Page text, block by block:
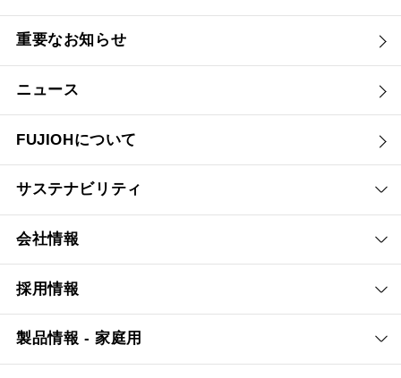
重要なお知らせ
ニュース
FUJIOHについて
サステナビリティ
会社情報
採用情報
製品情報 - 家庭用